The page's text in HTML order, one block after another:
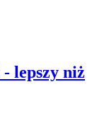
lepszy niż